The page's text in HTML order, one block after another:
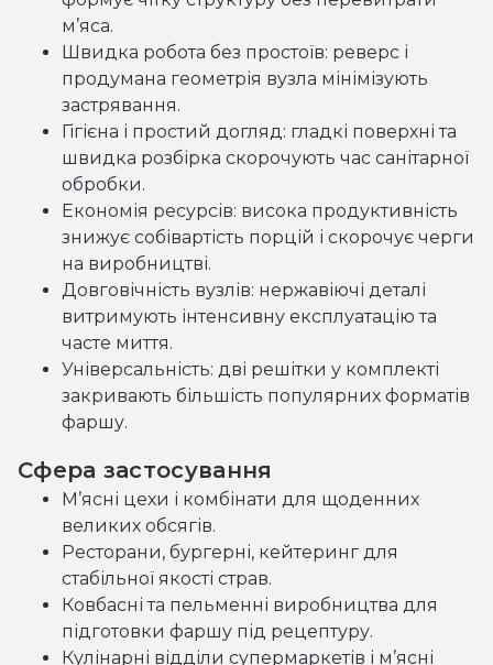
м’яса.
Швидка робота без простоїв: реверс і
продумана геометрія вузла мінімізують
застрявання.
Гігієна і простий догляд: гладкі поверхні та
швидка розбірка скорочують час санітарної
обробки.
Економія ресурсів: висока продуктивність
знижує собівартість порцій і скорочує черги
на виробництві.
Довговічність вузлів: нержавіючі деталі
витримують інтенсивну експлуатацію та
часте миття.
Універсальність: дві решітки у комплекті
закривають більшість популярних форматів
фаршу.
Сфера застосування
М’ясні цехи і комбінати для щоденних
великих обсягів.
Ресторани, бургерні, кейтеринг для
стабільної якості страв.
Ковбасні та пельменні виробництва для
підготовки фаршу під рецептуру.
Кулінарні відділи супермаркетів і м’ясні